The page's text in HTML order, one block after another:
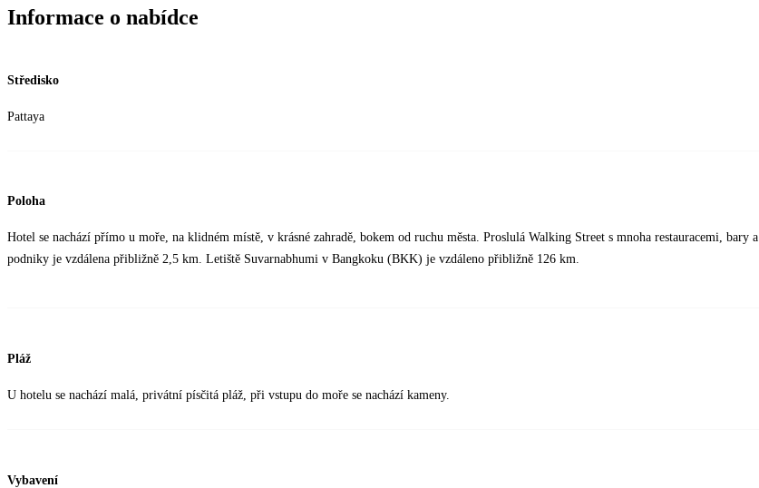
Informace o nabídce
Středisko
Pattaya
Poloha
Hotel se nachází přímo u moře, na klidném místě, v krásné zahradě, bokem od ruchu města. Proslulá Walking Street s mnoha restauracemi, bary a
podniky je vzdálena přibližně 2,5 km. Letiště Suvarnabhumi v Bangkoku (BKK) je vzdáleno přibližně 126 km.
Pláž
U hotelu se nachází malá, privátní písčitá pláž, při vstupu do moře se nachází kameny.
Vybavení